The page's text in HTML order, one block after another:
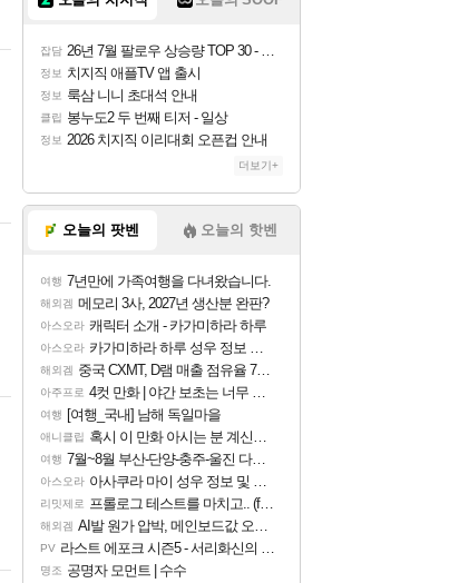
잡담 26년 7월 팔로우 상승량 TOP 30 - 월간 치지직
정보 치지직 애플TV 앱 출시
정보 룩삼 니니 초대석 안내
클립 봉누도2 두 번째 티저 - 일상
정보 2026 치지직 이리대회 오픈컵 안내
더보기+
오늘의 팟벤 오늘의 핫벤
여행 7년만에 가족여행을 다녀왔습니다.
해외겜 메모리 3사, 2027년 생산분 완판?
아스오라 캐릭터 소개 - 카가미하라 하루
아스오라 카가미하라 하루 성우 정보 및 주요 필모
해외겜 중국 CXMT, D램 매출 점유율 7%…글로벌 4위로 부상
아주프로 4컷 만화 | 야간 보초는 너무 힘들어
여행 [여행_국내] 남해 독일마을
애니클립 혹시 이 만화 아시는 분 계신가요
여행 7월~8월 부산-단양-충주-울진 다녀왔어요~
아스오라 아사쿠라 마이 성우 정보 및 주요 필모
리밋제로 프롤로그 테스트를 마치고.. (feat. 리아)
해외겜 AI발 원가 압박, 메인보드값 오르나
PV 라스트 에포크 시즌5 - 서리화신의 분노 티저
명조 공명자 모먼트 | 수수